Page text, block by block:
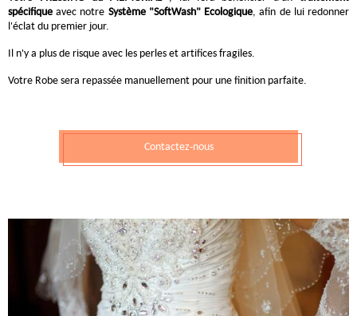
spécifique avec notre Système "SoftWash" Ecologique, afin de lui redonner
l'éclat du premier jour.
Il n'y a plus de risque avec les perles et artifices fragiles.
Votre Robe sera repassée manuellement pour une finition parfaite.
Contactez-nous